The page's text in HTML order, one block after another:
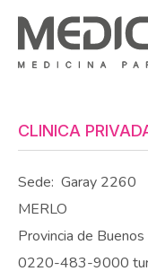
CLINICA
Sede: Garay 2260
MERLO
Provincia de
0220-483-9000